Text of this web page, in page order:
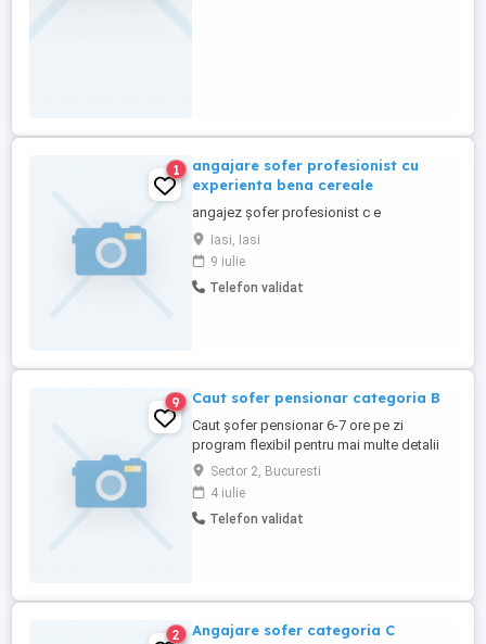
1
angajare sofer profesionist cu
experienta bena cereale
angajez șofer profesionist c e
Iasi, Iasi
9 iulie
Telefon validat
9 Caut sofer pensionar categoria B
Caut șofer pensionar 6-7 ore pe zi
program flexibil pentru mai multe detalii
aștept să mă contactați
Sector 2, Bucuresti
4 iulie
Telefon validat
2 Angajare sofer categoria C